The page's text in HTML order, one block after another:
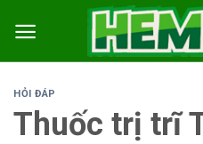
HỎI ĐÁP
Thuốc trị trĩ